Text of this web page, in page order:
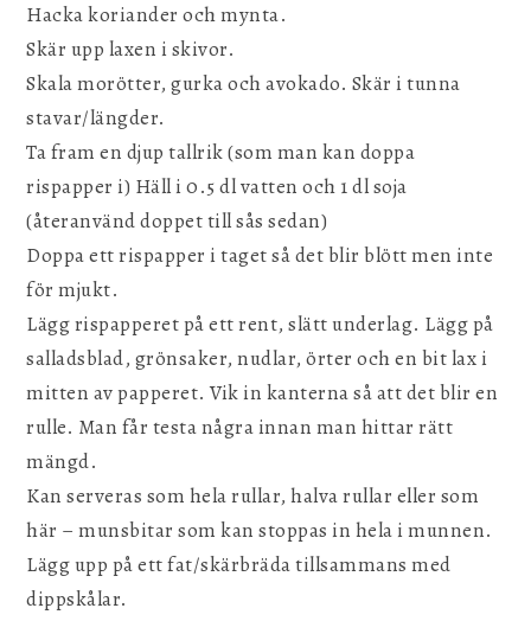
Hacka koriander och mynta.
Skär upp laxen i skivor.
Skala morötter, gurka och avokado. Skär i tunna
stavar/längder.
Ta fram en djup tallrik (som man kan doppa
rispapper i) Häll i 0.5 dl vatten och 1 dl soja
(återanvänd doppet till sås sedan)
Doppa ett rispapper i taget så det blir blött men inte
för mjukt.
Lägg rispapperet på ett rent, slätt underlag. Lägg på
salladsblad, grönsaker, nudlar, örter och en bit lax i
mitten av papperet. Vik in kanterna så att det blir en
rulle. Man får testa några innan man hittar rätt
mängd.
Kan serveras som hela rullar, halva rullar eller som
här – munsbitar som kan stoppas in hela i munnen.
Lägg upp på ett fat/skärbräda tillsammans med
dippskålar.